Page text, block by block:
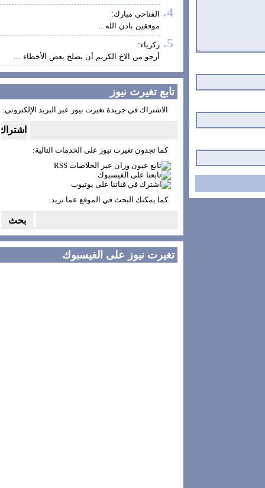
الفتاحي مبارك:
موفقين باذن الله...
زكرياء:
أرجو من الاخ الكريم أن يصلح بعض الأخطاء ...
تابع تغيرت نيوز
الاشتراك في جريدة تغيرت نيوز عبر البريد الإلكتروني:
كما تجدون تغيرت نيوز على الخدمات التالية:
كما يمكنك البحث في الموقع عما تريد:
تغيرت نيوز على الفيسبوك